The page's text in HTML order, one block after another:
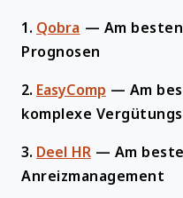
1. Qobra — Am
Prognosen
2. EasyComp — Am
komplexe
3. Deel HR — Am
Anreizmanagement